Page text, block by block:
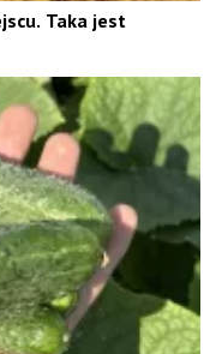
Taka jest